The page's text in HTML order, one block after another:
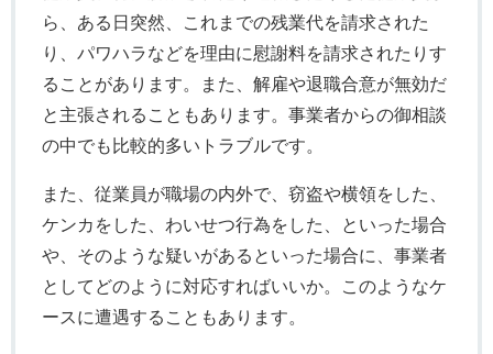
ら、ある日突然、これまでの残業代を請求された
り、パワハラなどを理由に慰謝料を請求されたりす
ることがあります。また、解雇や退職合意が無効だ
と主張されることもあります。事業者からの御相談
の中でも比較的多いトラブルです。
また、従業員が職場の内外で、窃盗や横領をした、
ケンカをした、わいせつ行為をした、といった場合
や、そのような疑いがあるといった場合に、事業者
としてどのように対応すればいいか。このようなケ
ースに遭遇することもあります。